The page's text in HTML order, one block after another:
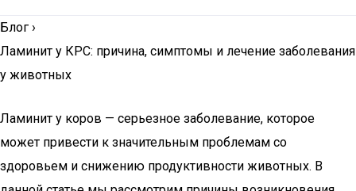
Блог ›
Ламинит у КРС: причина, симптомы и лечение заболевания
у животных
Ламинит у коров — серьезное заболевание, которое
может привести к значительным проблемам со
здоровьем и снижению продуктивности животных. В